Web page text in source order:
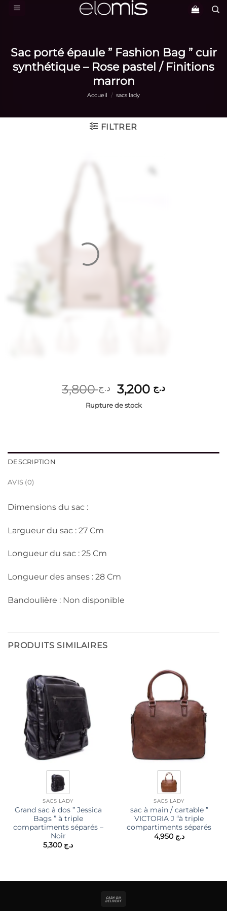
Passer
Sac porté épaule ” Fashion Bag ” cuir
synthétique – Rose pastel / Finitions
marron
Accueil / sacs lady
FILTRER
د.ج3,800
Le
prix
د.جLe
Rupture de stock
DESCRIPTION
AVIS (0)
Dimensions du sac :
Largueur du sac : 27 Cm
Longueur du sac : 25 Cm
Longueur des anses : 28 Cm
Bandoulière : Non disponible
PRODUITS SIMILAIRES
SACS LADY
Grand sac à dos ” Jessica
Bags ” à triple
compartiments séparés –
Noir
د.ج
SACS LADY
sac à main / cartable ”
VICTORIA J “à triple
compartiments séparés
د.ج 4,950